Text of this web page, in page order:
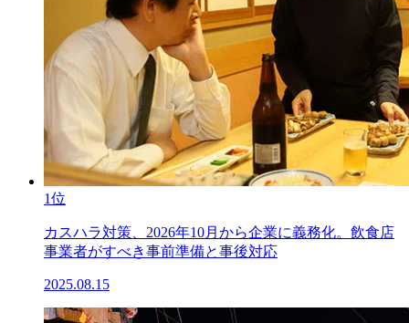
1位
カスハラ対策、2026年10月から企業に義務化。飲食店
事業者がすべき事前準備と事後対応
2025.08.15